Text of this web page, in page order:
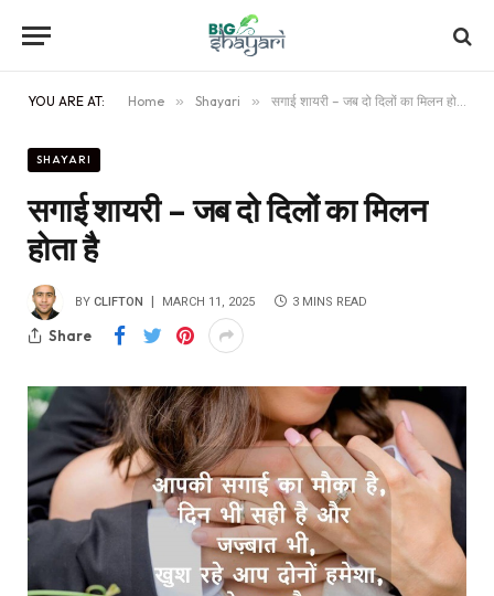
YOU ARE AT: Home » Shayari » सगाई शायरी – जब दो दिलों का मिलन होता है
SHAYARI
सगाई शायरी – जब दो दिलों का मिलन
होता है
BY CLIFTON MARCH 11, 2025 3 MINS READ
Share